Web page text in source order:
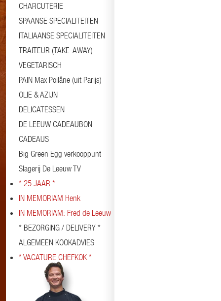
CHARCUTERIE
SPAANSE SPECIALITEITEN
ITALIAANSE SPECIALITEITEN
TRAITEUR (TAKE-AWAY)
VEGETARISCH
PAIN Max Poilâne (uit Parijs)
OLIE & AZIJN
DELICATESSEN
DE LEEUW CADEAUBON
CADEAUS
Big Green Egg verkooppunt
Slagerij De Leeuw TV
* 25 JAAR *
IN MEMORIAM Henk
IN MEMORIAM: Fred de Leeuw
* BEZORGING / DELIVERY *
ALGEMEEN KOOKADVIES
* VACATURE CHEFKOK *